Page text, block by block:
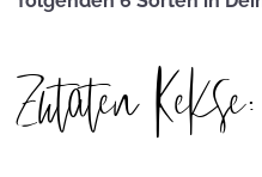
Zutaten Kekse: